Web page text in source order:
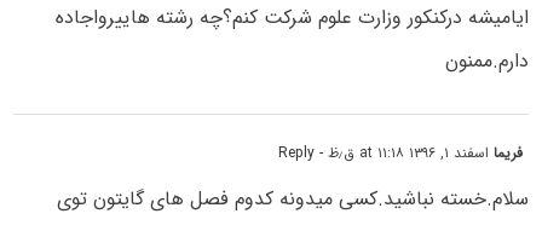
ایامیشه درکنکور وزارت علوم شرکت کنم؟چه رشته هاییرواجاده
دارم.ممنون
فریمااسفند ۱, ۱۳۹۶ at ۱۱:۱۸ ق٫ظ - Reply
سلام.خسته نباشید.کسی میدونه کدوم فصل های گایتون توی